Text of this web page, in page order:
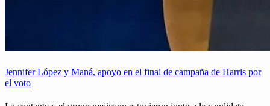
Jennifer López y Maná, apoyo en el final de campaña de Harris por
el voto